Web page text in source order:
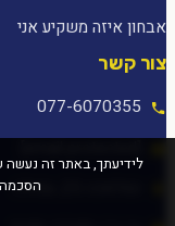
אבחון איזה משקיע אני
צור קשר
077-6070355